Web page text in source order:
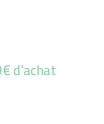
d'achat